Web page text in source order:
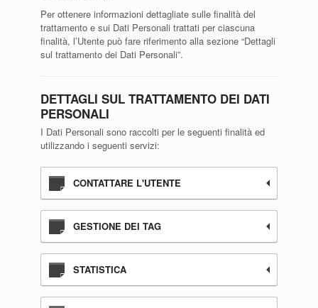
Per ottenere informazioni dettagliate sulle finalità del
trattamento e sui Dati Personali trattati per ciascuna
finalità, l’Utente può fare riferimento alla sezione “Dettagli
sul trattamento dei Dati Personali”.
DETTAGLI SUL TRATTAMENTO DEI DATI
PERSONALI
I Dati Personali sono raccolti per le seguenti finalità ed
utilizzando i seguenti servizi:
CONTATTARE L'UTENTE
GESTIONE DEI TAG
STATISTICA